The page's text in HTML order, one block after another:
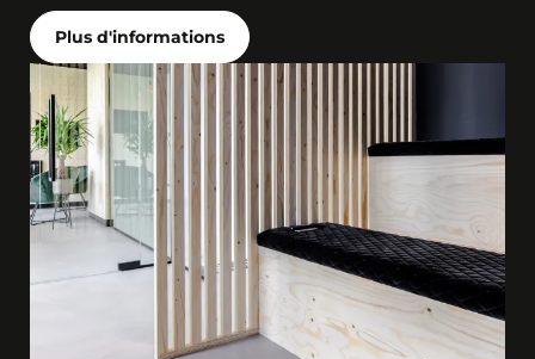
Plus d'informations